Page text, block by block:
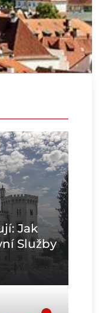
Jak
Služby